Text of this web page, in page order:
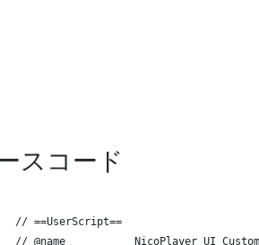
スコード
// ==UserScript==
// @name           NicoPlayer UI